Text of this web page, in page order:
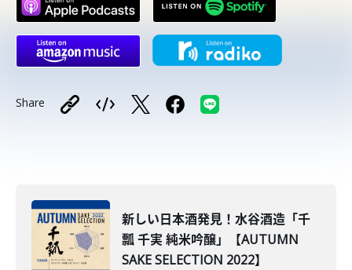
Share
新しい日本酒発見！水谷酒造「千
瓢 千実 純米吟醸」【AUTUMN
SAKE SELECTION 2022】